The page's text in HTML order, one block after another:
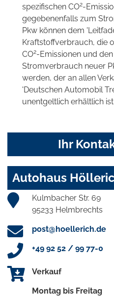
spezifischen CO2-
gegebenenfalls zum
Pkw können dem
Kraftstoffverbrauch, die
CO2-Emissionen und
Stromverbrauch neuer
werden, der an allen
'Deutschen Automobil
unentgeltlich erhältlich
Ihr
Autohaus
Kulmbacher Str. 69
95233 Helmbrechts
post@hoellerich.de
+49 92 52 / 99 77-0
Verkauf
Montag bis Freitag